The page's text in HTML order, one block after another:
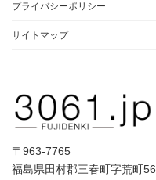
プライバシーポリシー
サイトマップ
〒963-7765
福島県田村郡三春町字荒町56